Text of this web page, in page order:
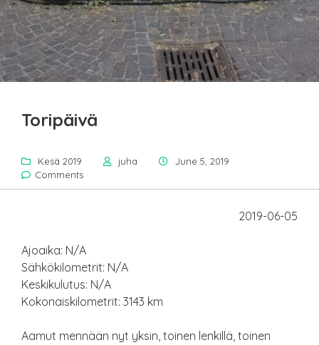
Toripäivä
Kesä 2019 juha
June 5, 2019
Comments
2019-06-05
Ajoaika: N/A
Sähkökilometrit: N/A
Keskikulutus: N/A
Kokonaiskilometrit: 3143 km
Aamut mennään nyt yksin, toinen lenkillä, toinen